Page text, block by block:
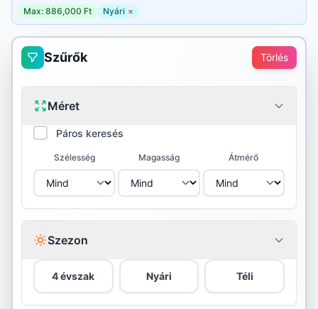
Max: 886,000 Ft
Nyári ×
Szűrők Törlés
Méret
Páros keresés
Szélesség Magasság Átmérő
Szezon
4 évszak Nyári Téli